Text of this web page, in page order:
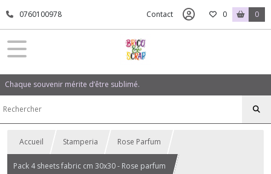
0760100978 Contact 0 0
Chaque souvenir mérite d’être sublimé.
Accueil Stamperia Rose Parfum
Pack 4 sheets fabric cm 30x30 - Rose parfum